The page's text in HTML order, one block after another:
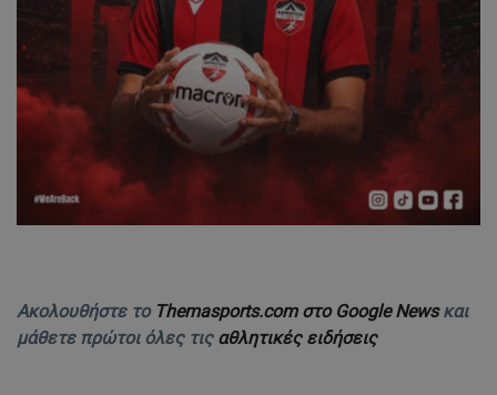
Ακολουθήστε το Themasports.com στο Google Newsκαι
μάθετε πρώτοι όλες τις αθλητικές ειδήσεις